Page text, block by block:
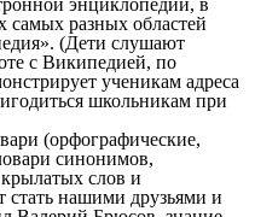
энциклопедии, в
самых разных областей
(Дети слушают
с Википедией, по
ученикам адреса
школьникам при
(орфографические,
синонимов,
слов и
нашими друзьями и